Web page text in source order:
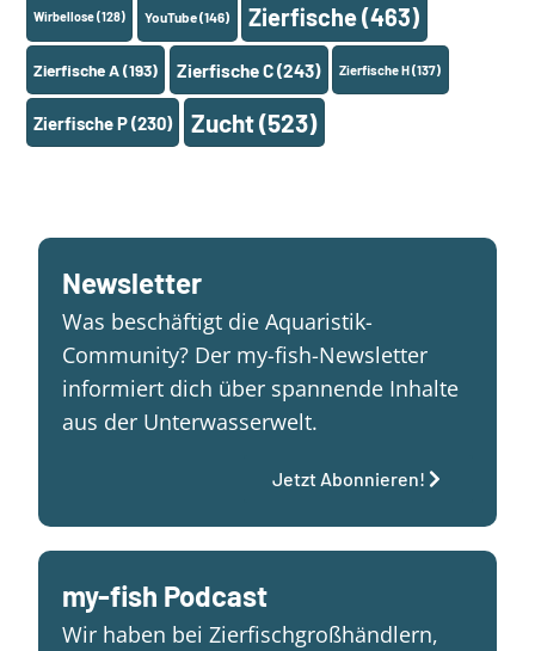
Wirbellose(128) YouTube(146) Zierfische(463)
Zierfische A(193) Zierfische C(243) Zierfische H(137)
Zierfische P(230) Zucht(523)
Newsletter
Was beschäftigt die Aquaristik-
Community? Der my-fish-Newsletter
informiert dich über spannende Inhalte
aus der Unterwasserwelt.
Jetzt Abonnieren!
my-fish Podcast
Wir haben bei Zierfischgroßhändlern,